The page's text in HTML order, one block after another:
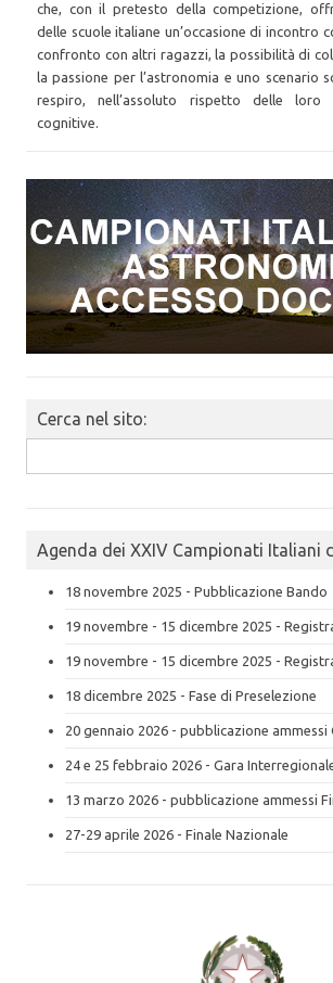
che, con il pretesto della competizione,
delle scuole italiane un’occasione di incontro
confronto con altri ragazzi, la possibilità di
la passione per l’astronomia e uno scenario
respiro, nell’assoluto rispetto delle
cognitive.
Cerca nel sito:
for:
Agenda dei XXIV Campionati Italiani
18 novembre 2025 - Pubblicazione Bando
19 novembre - 15 dicembre 2025 -
19 novembre - 15 dicembre 2025 -
18 dicembre 2025 - Fase di Preselezione
20 gennaio 2026 - pubblicazione
24 e 25 febbraio 2026 - Gara
13 marzo 2026 - pubblicazione ammessi
27-29 aprile 2026 - Finale Nazionale